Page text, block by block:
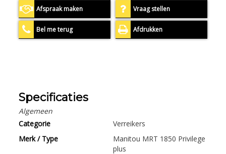
Afspraak maken Vraag stellen
Bel me terug Afdrukken
Specificaties
Algemeen
Categorie
Verreikers
Merk / Type
Manitou MRT 1850 Privilege
plus